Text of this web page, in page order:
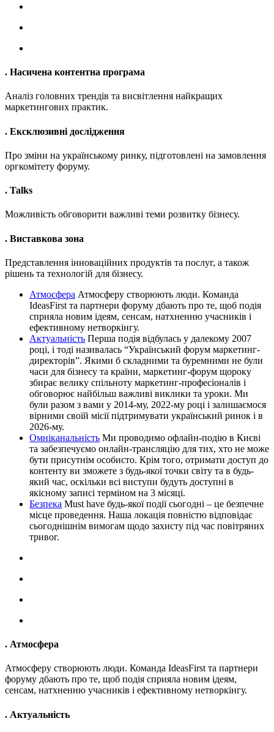
. Насичена контентна програма
Аналіз головних трендів та висвітлення найкращих
маркетингових практик.
. Ексклюзивні дослідження
Про зміни на українському ринку, підготовлені на замовлення
оргкомітету форуму.
. Talks
Можливість обговорити важливі теми розвитку бізнесу.
. Виставкова зона
Представлення інноваційних продуктів та послуг, а також
рішень та технологій для бізнесу.
Атмосфера Атмосферу створюють люди. Команда
IdeasFirst та партнери форуму дбають про те, щоб подія
сприяла новим ідеям, сенсам, натхненню учасників і
ефективному нетворкінгу.
Актуальність Перша подія відбулась у далекому 2007
році, і тоді називалась “Український форум маркетинг-
директорів”. Якими б складними та буремними не були
часи для бізнесу та країни, маркетинг-форум щороку
збирає велику спільноту маркетинг-професіоналів і
обговорює найбільш важливі виклики та уроки. Ми
були разом з вами у 2014-му, 2022-му році і залишаємося
вірними своїй місії підтримувати український ринок і в
2026-му.
Омніканальність Ми проводимо офлайн-подію в Києві
та забезпечуємо онлайн-трансляцію для тих, хто не може
бути присутнім особисто. Крім того, отримати доступ до
контенту ви зможете з будь-якої точки світу та в будь-
який час, оскільки всі виступи будуть доступні в
якісному записі терміном на 3 місяці.
Безпека Must have будь-якої події сьогодні – це безпечне
місце проведення. Наша локація повністю відповідає
сьогоднішнім вимогам щодо захисту під час повітряних
тривог.
. Атмосфера
Атмосферу створюють люди. Команда IdeasFirst та партнери
форуму дбають про те, щоб подія сприяла новим ідеям,
сенсам, натхненню учасників і ефективному нетворкінгу.
. Актуальність